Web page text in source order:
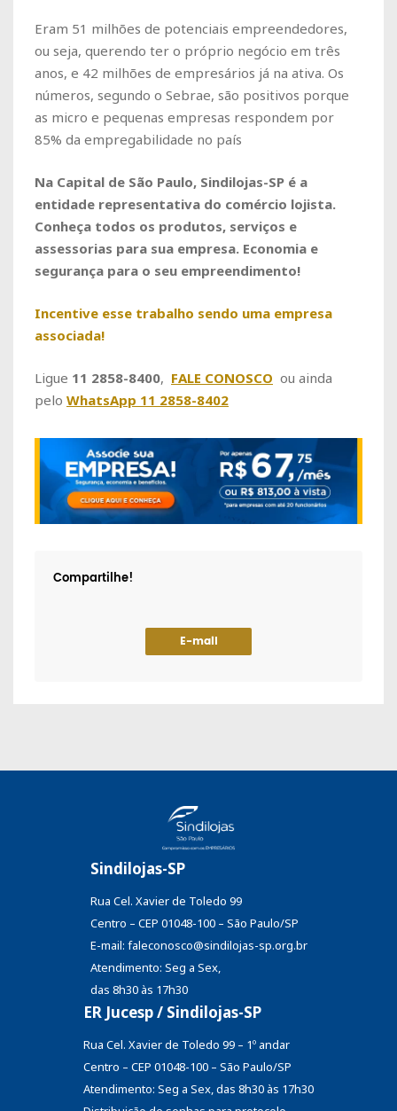
Eram 51 milhões de potenciais empreendedores,
ou seja, querendo ter o próprio negócio em três
anos, e 42 milhões de empresários já na ativa. Os
números, segundo o Sebrae, são positivos porque
as micro e pequenas empresas respondem por
85% da empregabilidade no país
Na Capital de São Paulo, Sindilojas-SP é a
entidade representativa do comércio lojista.
Conheça todos os produtos, serviços e
assessorias para sua empresa. Economia e
segurança para o seu empreendimento!
Incentive esse trabalho sendo uma empresa
associada!
Ligue 11 2858-8400, FALE CONOSCO ou ainda
pelo WhatsApp 11 2858-8402
Compartilhe!
E-mail
Sindilojas-SP
Rua Cel. Xavier de Toledo 99
Centro – CEP 01048-100 – São Paulo/SP
E-mail: faleconosco@sindilojas-sp.org.br
Atendimento: Seg a Sex,
das 8h30 às 17h30
ER Jucesp / Sindilojas-SP
Rua Cel. Xavier de Toledo 99 – 1º andar
Centro – CEP 01048-100 – São Paulo/SP
Atendimento: Seg a Sex, das 8h30 às 17h30